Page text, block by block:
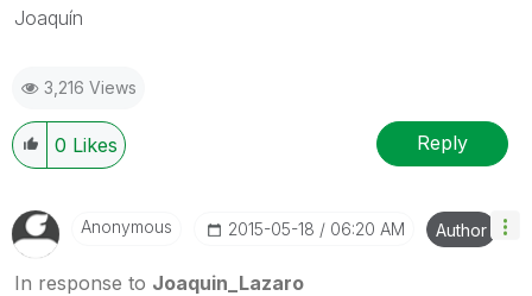
Joaquín
3,216 Views
0 Likes Reply
Anonymous ‎2015-05-18 06:20 AM Author
In response to Joaquin_Lazaro